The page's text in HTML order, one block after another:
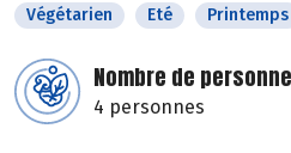
Végétarien
Eté Printemps
Nombre de
4 personnes